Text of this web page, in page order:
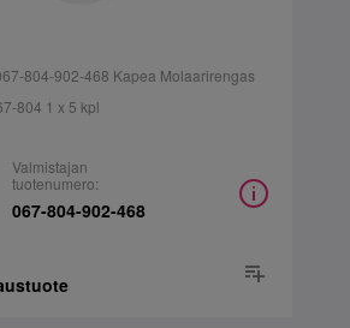
804-902-468 Kapea Molaarirengas
804 1 x 5 kpl
Valmistajan
tuotenumero:
067-804-902-468